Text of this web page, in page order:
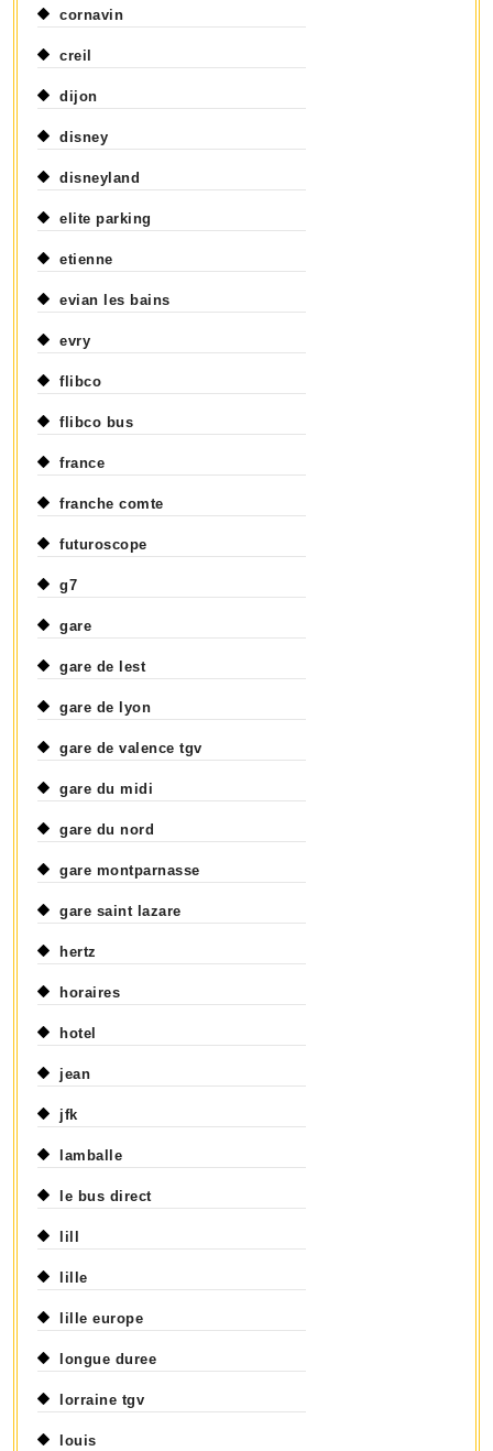
cornavin
creil
dijon
disney
disneyland
elite parking
etienne
evian les bains
evry
flibco
flibco bus
france
franche comte
futuroscope
g7
gare
gare de lest
gare de lyon
gare de valence tgv
gare du midi
gare du nord
gare montparnasse
gare saint lazare
hertz
horaires
hotel
jean
jfk
lamballe
le bus direct
lill
lille
lille europe
longue duree
lorraine tgv
louis